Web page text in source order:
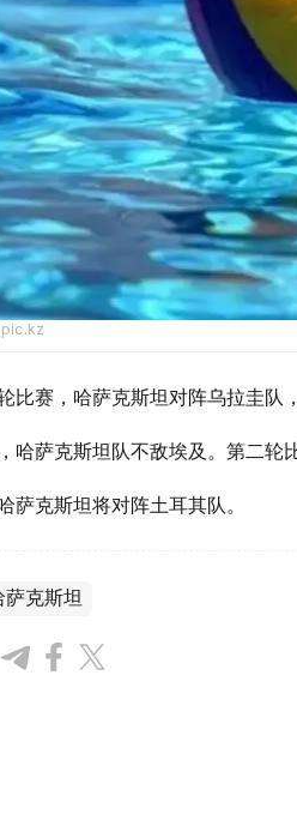
比赛，哈萨克斯坦对阵乌拉圭队
哈萨克斯坦队不敌埃及。第二轮
萨克斯坦将对阵土耳其队。
萨克斯坦